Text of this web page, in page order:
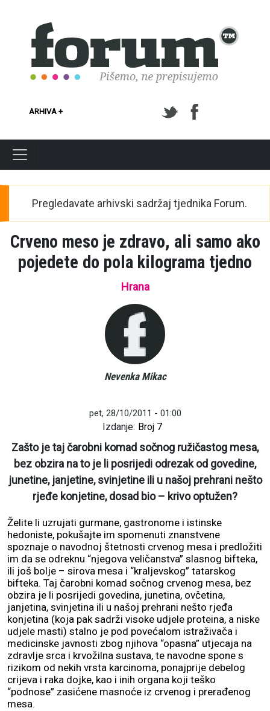
ARHIVA +
Pregledavate arhivski sadržaj tjednika Forum.
Crveno meso je zdravo, ali samo ako
pojedete do pola kilograma tjedno
Hrana
Nevenka Mikac
pet, 28/10/2011 - 01:00
Izdanje: Broj 7
Zašto je taj čarobni komad sočnog ružičastog mesa,
bez obzira na to je li posrijedi odrezak od govedine,
junetine, janjetine, svinjetine ili u našoj prehrani nešto
rjeđe konjetine, dosad bio – krivo optužen?
Želite li uzrujati gurmane, gastronome i istinske
hedoniste, pokušajte im spomenuti znanstvene
spoznaje o navodnoj štetnosti crvenog mesa i predložiti
im da se odreknu “njegova veličanstva” slasnog bifteka,
ili još bolje – sirova mesa i “kraljevskog” tatarskog
bifteka. Taj čarobni komad sočnog crvenog mesa, bez
obzira je li posrijedi govedina, junetina, ovčetina,
janjetina, svinjetina ili u našoj prehrani nešto rjeđa
konjetina (koja pak sadrži visoke udjele proteina, a niske
udjele masti) stalno je pod povećalom istraživača i
medicinske javnosti zbog njihova “opasna” utjecaja na
zdravlje srca i krvožilna sustava, te navodne spone s
rizikom od nekih vrsta karcinoma, ponajprije debelog
crijeva i raka dojke, kao i inih organa koji teško
“podnose” zasićene masnoće iz crvenog i prerađenog
mesa.